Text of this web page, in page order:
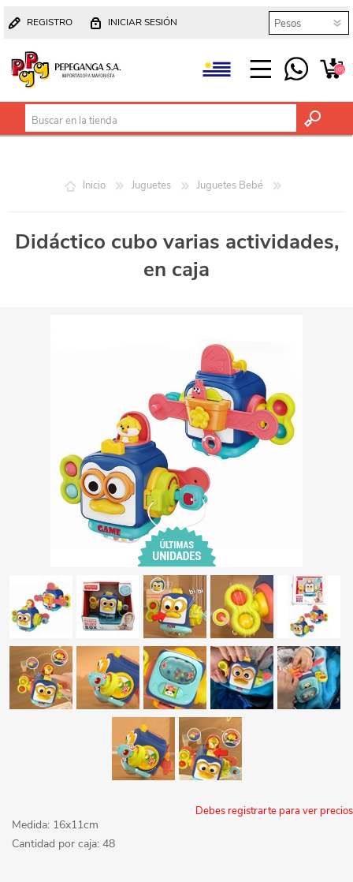
REGISTRO INICIAR SESIÓN
(0)
Inicio Juguetes Juguetes Bebé
Didáctico cubo varias actividades,
en caja
Debes registrarte para ver precios
Medida: 16x11cm
Cantidad por caja: 48